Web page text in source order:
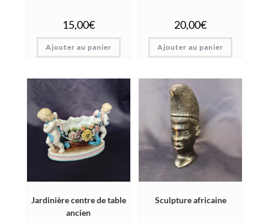
15,00€
Ajouter au panier
20,00€
Ajouter au panier
Jardinière centre de table
ancien
Sculpture africaine